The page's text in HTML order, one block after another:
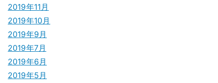
2019年11月
2019年10月
2019年9月
2019年7月
2019年6月
2019年5月